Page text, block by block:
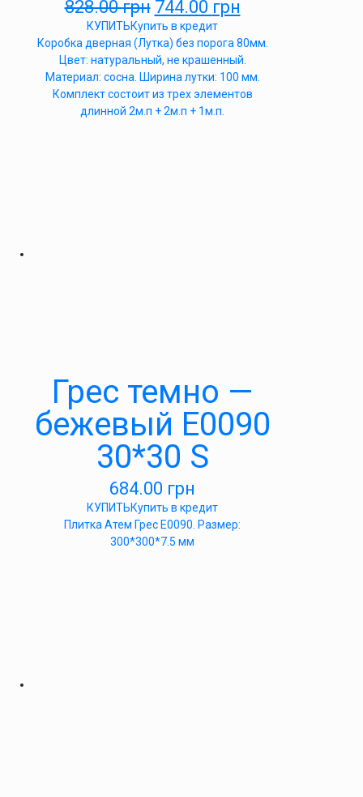
828.00грн 744.00 грн
КУПИТЬКупить в кредит
Коробка дверная (Лутка) без порога 80мм.
Цвет: натуральный, не крашенный.
Материал: сосна. Ширина лутки: 100 мм.
Комплект состоит из трех элементов
длинной 2м.п + 2м.п + 1м.п.
Грес темно —
бежевый E0090
30*30 S
684.00 грн
КУПИТЬКупить в кредит
Плитка Атем Грес Е0090. Размер:
300*300*7.5 мм